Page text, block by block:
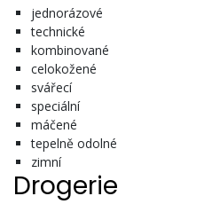
jednorázové
technické
kombinované
celokožené
svářecí
speciální
máčené
tepelně odolné
zimní
Drogerie